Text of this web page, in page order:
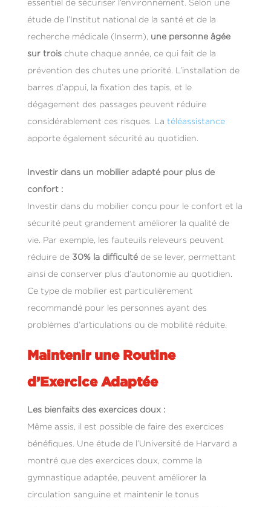
essentiel de sécuriser l’environnement. Selon une
étude de l’Institut national de la santé et de la
recherche médicale (Inserm), une personne âgée
sur troischute chaque année, ce qui fait de la
prévention des chutes une priorité​. L’installation de
barres d’appui, la fixation des tapis, et le
dégagement des passages peuvent réduire
considérablement ces risques. La téléassistance
apporte également sécurité au quotidien.
Investir dans un mobilier adapté pour plus de
confort :
Investir dans du mobilier conçu pour le confort et la
sécurité peut grandement améliorer la qualité de
vie. Par exemple, les fauteuils releveurs peuvent
réduire de 30% la difficultéde se lever, permettant
ainsi de conserver plus d’autonomie au quotidien.
Ce type de mobilier est particulièrement
recommandé pour les personnes ayant des
problèmes d’articulations ou de mobilité réduite.
Maintenir une Routine
d’Exercice Adaptée
Les bienfaits des exercices doux :
Même assis, il est possible de faire des exercices
bénéfiques. Une étude de l’Université de Harvard a
montré que des exercices doux, comme la
gymnastique adaptée, peuvent améliorer la
circulation sanguine et maintenir le tonus